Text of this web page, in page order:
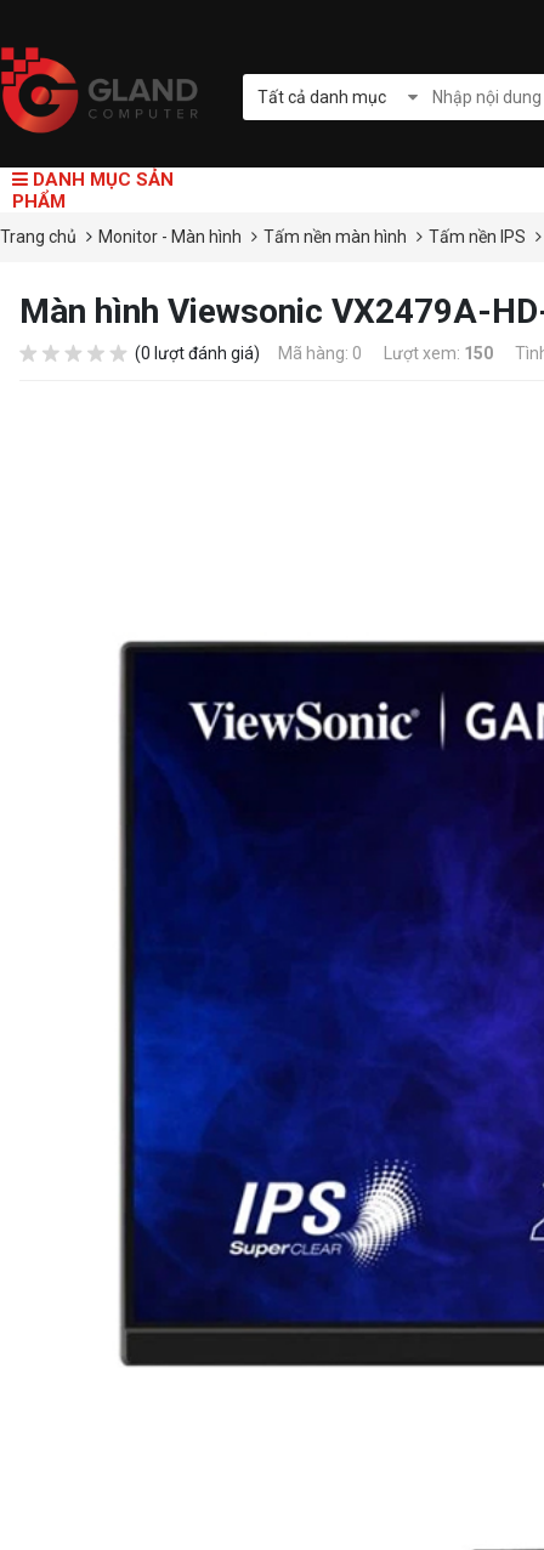
Tất cả danh mục
DANH MỤC SẢN
PHẨM
Trang chủ Monitor - Màn hình Tấm nền màn hình Tấm nền IPS
Màn hình Viewsonic VX2479A-
(0 lượt đánh giá) Mã hàng: 0 Lượt xem: 150